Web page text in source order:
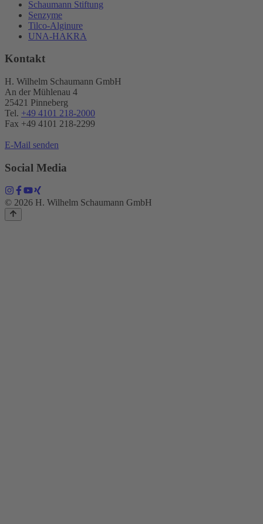
Schaumann Stiftung
Senzyme
Tilco-Alginure
UNA-HAKRA
Kontakt
H. Wilhelm Schaumann GmbH
An der Mühlenau 4
25421 Pinneberg
Tel. +49 4101 218-2000
Fax +49 4101 218​-2299
E-Mail senden
Social Media
© 2026 H. Wilhelm Schaumann GmbH